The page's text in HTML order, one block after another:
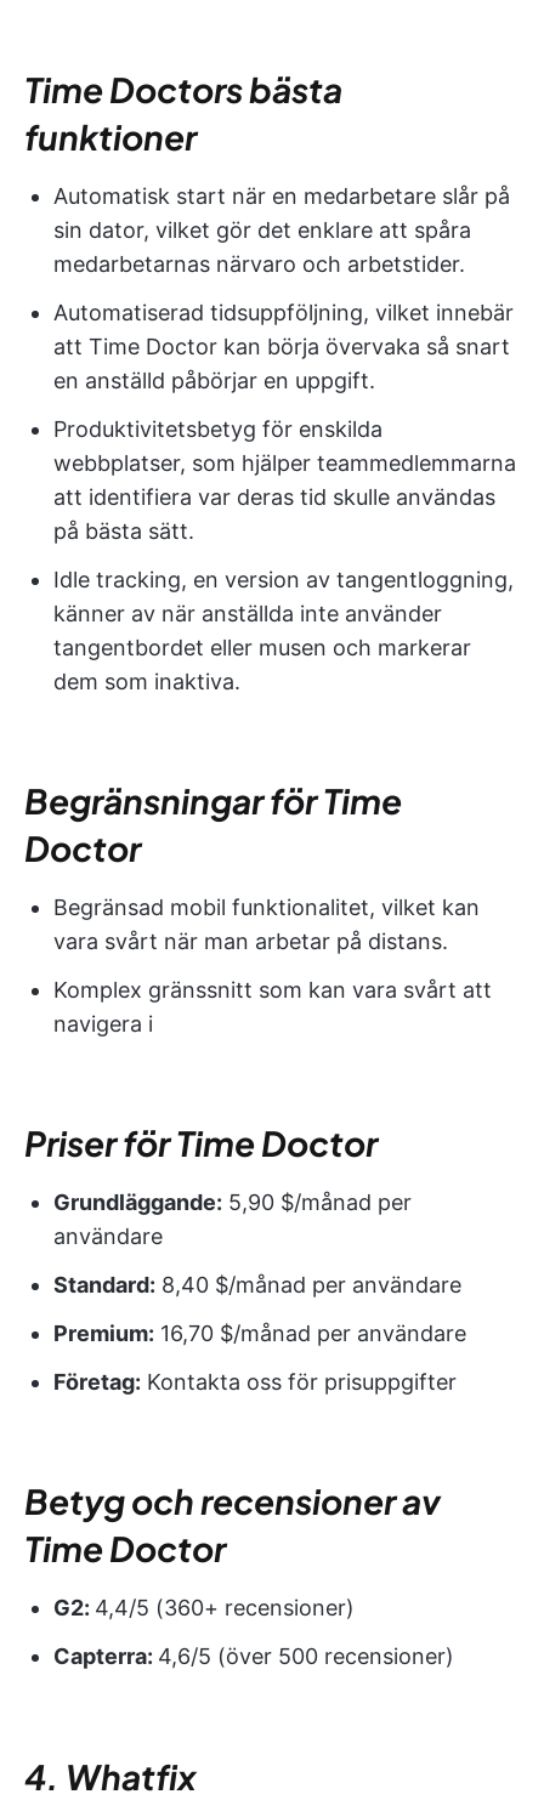
Time Doctors bästa
funktioner
Automatisk start när en medarbetare slår på
sin dator, vilket gör det enklare att spåra
medarbetarnas närvaro och arbetstider.
Automatiserad tidsuppföljning, vilket innebär
att Time Doctor kan börja övervaka så snart
en anställd påbörjar en uppgift.
Produktivitetsbetyg för enskilda
webbplatser, som hjälper teammedlemmarna
att identifiera var deras tid skulle användas
på bästa sätt.
Idle tracking, en version av tangentloggning,
känner av när anställda inte använder
tangentbordet eller musen och markerar
dem som inaktiva.
Begränsningar för Time
Doctor
Begränsad mobil funktionalitet, vilket kan
vara svårt när man arbetar på distans.
Komplex gränssnitt som kan vara svårt att
navigera i
Priser för Time Doctor
Grundläggande: 5,90 $/månad per
användare
Standard: 8,40 $/månad per användare
Premium: 16,70 $/månad per användare
Företag: Kontakta oss för prisuppgifter
Betyg och recensioner av
Time Doctor
G2: 4,4/5 (360+ recensioner)
Capterra: 4,6/5 (över 500 recensioner)
4. Whatfix